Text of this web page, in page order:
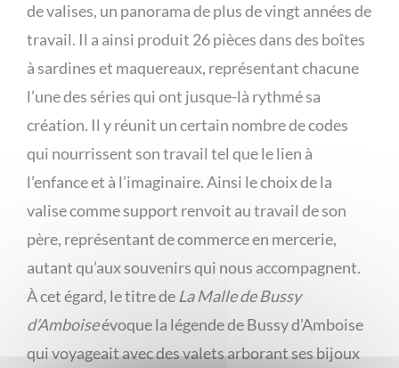
de valises, un panorama de plus de vingt années de
travail. Il a ainsi produit 26 pièces dans des boîtes
à sardines et maquereaux, représentant chacune
l’une des séries qui ont jusque-là rythmé sa
création. Il y réunit un certain nombre de codes
qui nourrissent son travail tel que le lien à
l’enfance et à l’imaginaire. Ainsi le choix de la
valise comme support renvoit au travail de son
père, représentant de commerce en mercerie,
autant qu’aux souvenirs qui nous accompagnent.
À cet égard, le titre de La Malle de Bussy
d’Amboiseévoque la légende de Bussy d’Amboise
qui voyageait avec des valets arborant ses bijoux